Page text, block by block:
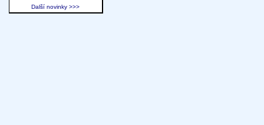
Další novinky >>>